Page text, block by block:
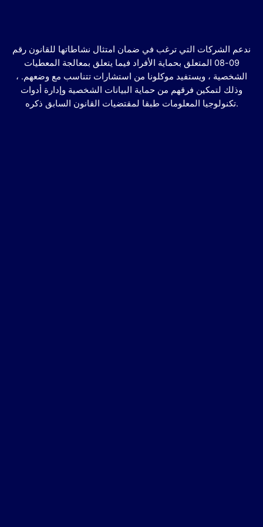
ندعم الشركات التي ترغب في ضمان امتثال نشاطاتها للقانون رقم
09-08 المتعلق بحماية الأفراد فيما يتعلق بمعالجة المعطيات
الشخصية ، ويستفيد موكلونا من استشارات تتناسب مع وضعهم. ،
وذلك لتمكين فرقهم من حماية البيانات الشخصية وإدارة أدوات
تكنولوجيا المعلومات طبقا لمقتضيات القانون السابق ذكره.